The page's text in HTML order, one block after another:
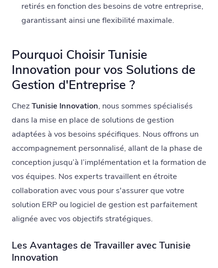
retirés en fonction des besoins de votre entreprise,
garantissant ainsi une flexibilité maximale.
Pourquoi Choisir Tunisie
Innovation pour vos Solutions de
Gestion d'Entreprise ?
ChezTunisie Innovation, nous sommes spécialisés
dans la mise en place de solutions de gestion
adaptées à vos besoins spécifiques. Nous offrons un
accompagnement personnalisé, allant de la phase de
conception jusqu’à l’implémentation et la formation de
vos équipes. Nos experts travaillent en étroite
collaboration avec vous pour s'assurer que votre
solution ERP ou logiciel de gestion est parfaitement
alignée avec vos objectifs stratégiques.
Les Avantages de Travailler avec Tunisie
Innovation